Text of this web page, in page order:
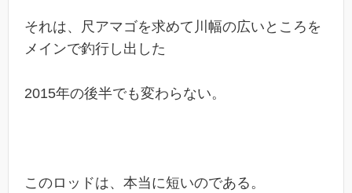
それは、尺アマゴを求めて川幅の広いところを
メインで釣行し出した
2015年の後半でも変わらない。
このロッドは、本当に短いのである。